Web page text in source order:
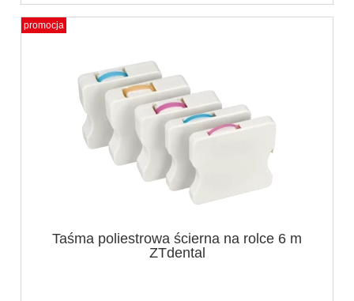
Taśma poliestrowa ścierna na rolce 6 m
ZTdental
promocja